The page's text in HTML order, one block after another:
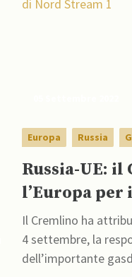
Europa Russia
Russia-UE:
l’Europa
Stream 1
Il Cremlino ha
4 settembre, la
dell’importante